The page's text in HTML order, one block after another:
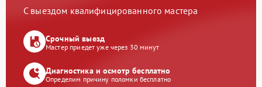
С выездом квалифицированного мастера
Срочный выезд
Мастер приедет уже через 30 минут
Диагностика и осмотр бесплатно
Определим причину поломки бесплатно